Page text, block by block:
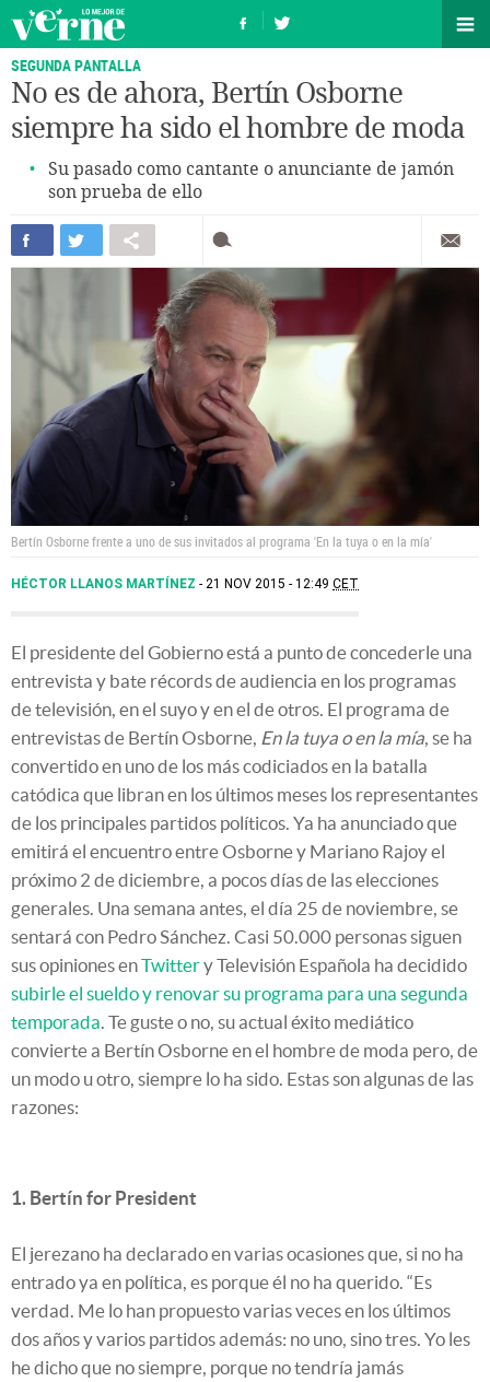
SEGUNDA PANTALLA
No es de ahora, Bertín Osborne
siempre ha sido el hombre de moda
Su pasado como cantante o anunciante de jamón
son prueba de ello
Bertín Osborne frente a uno de sus invitados al programa 'En la tuya o en la mía'
HÉCTOR LLANOS MARTÍNEZ 21 NOV 2015 - 12:49 CET
El presidente del Gobierno está a punto de concederle una
entrevista y bate récords de audiencia en los programas
de televisión, en el suyo y en el de otros. El programa de
entrevistas de Bertín Osborne, En la tuya o en la mía se ha
convertido en uno de los más codiciados en la batalla
catódica que libran en los últimos meses los representantes
de los principales partidos políticos. Ya ha anunciado que
emitirá el encuentro entre Osborne y Mariano Rajoy el
próximo 2 de diciembre, a pocos días de las elecciones
generales. Una semana antes, el día 25 de noviembre, se
sentará con Pedro Sánchez. Casi 50.000 personas siguen
sus opiniones enTwittery Televisión Española ha decidido
subirle el sueldo y renovar su programa para una segunda
temporada . Te guste o no, su actual éxito mediático
convierte a Bertín Osborne en el hombre de moda pero, de
un modo u otro, siempre lo ha sido. Estas son algunas de las
razones:
1. Bertín for President
El jerezano ha declarado en varias ocasiones que, si no ha
entrado ya en política, es porque él no ha querido. “Es
verdad. Me lo han propuesto varias veces en los últimos
dos años y varios partidos además: no uno, sino tres. Yo les
he dicho que no siempre, porque no tendría jamás